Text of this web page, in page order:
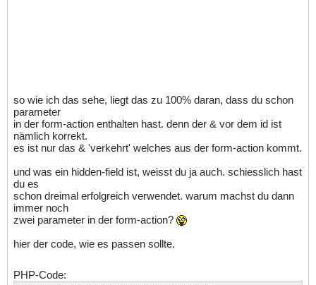
so wie ich das sehe, liegt das zu 100% daran, dass du schon
parameter
in der form-action enthalten hast. denn der & vor dem id ist
nämlich korrekt.
es ist nur das & 'verkehrt' welches aus der form-action kommt.
und was ein hidden-field ist, weisst du ja auch. schiesslich hast
du es
schon dreimal erfolgreich verwendet. warum machst du dann
immer noch
zwei parameter in der form-action?
hier der code, wie es passen sollte.
PHP-Code: